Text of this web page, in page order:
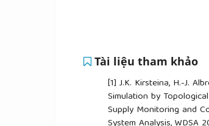
Tài liệu tham khảo
[1] J.K. Kirsteina, H.-J.
Simulation by
Supply Monitoring and